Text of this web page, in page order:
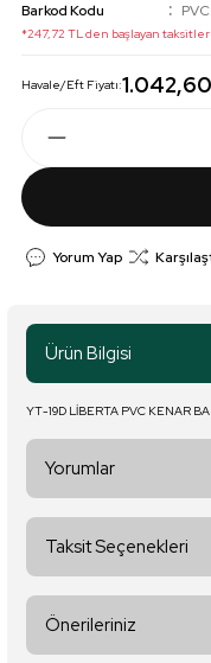
Barkod Kodu
*247,72 TL den başlayan
Havale/Eft Fiyatı:
Yorum Yap
Ürün Bilgisi
YT-19D LİBERTA PVC KENAR
Yorumlar
Taksit Seçenekleri
Önerileriniz